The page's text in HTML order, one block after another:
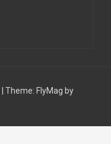
Theme: FlyMag by